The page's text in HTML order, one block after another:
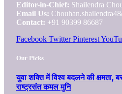
Editor-in-Chief: Shailendra
Email Us:
Contact: +91 90399 86687
Facebook Twitter Pinterest
Our Picks
युवा शक्ति में विश्व बदलने की क्षमता,
राष्ट्रसंत कमल मुनि